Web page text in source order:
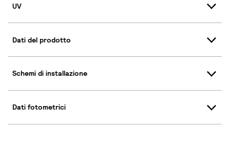
UV
Dati del prodotto
Schemi di installazione
Dati fotometrici